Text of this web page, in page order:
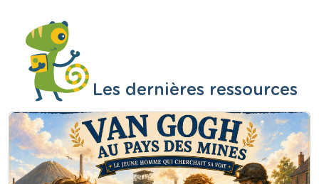
Les dernières ressources